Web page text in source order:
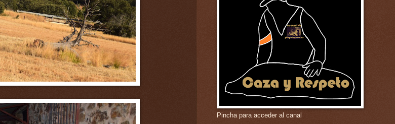
Pincha para acceder al canal